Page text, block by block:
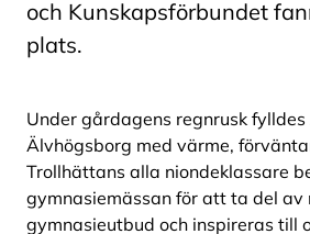
och Kunskapsförbundet
plats.
Under gårdagens regnrusk fylldes
Älvhögsborg med värme,
Trollhättans alla niondeklassare
gymnasiemässan för att ta del av
gymnasieutbud och inspireras till